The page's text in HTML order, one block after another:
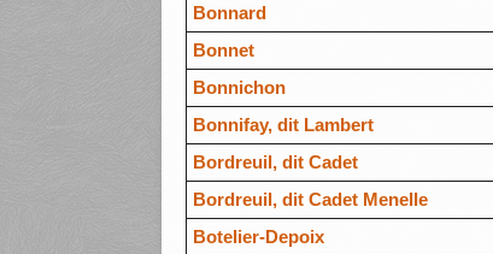
Bonnard
Bonnet
Bonnichon
Bonnifay, dit Lambert
Bordreuil, dit Cadet
Bordreuil, dit Cadet Menelle
Botelier-Depoix